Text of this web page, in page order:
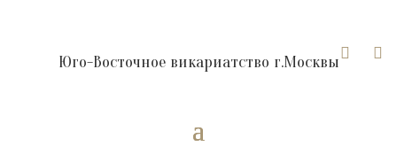
 
Юго-Восточное викариатство г.Москвы